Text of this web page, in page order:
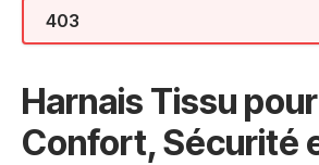
403
Harnais Tissu
Confort, Sécurité